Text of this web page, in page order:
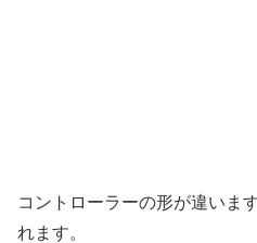
コントローラーの形が違いま
れます。